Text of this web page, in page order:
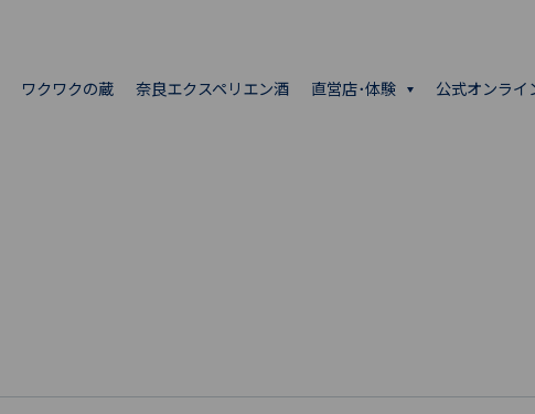
ワクワクの蔵 奈良エクスペリエン酒 直営店･体験 公式オンライ